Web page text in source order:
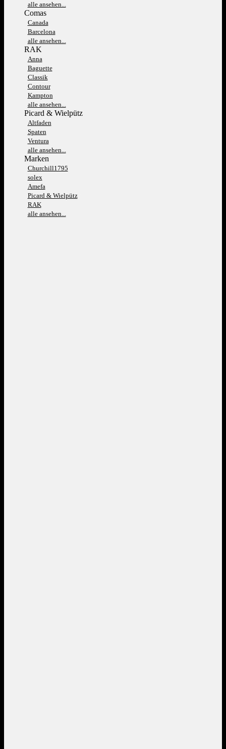
alle ansehen...
Comas
Canada
Barcelona
alle ansehen...
RAK
Anna
Baguette
Classik
Contour
Kampton
alle ansehen...
Picard & Wielpütz
Altfaden
Spaten
Ventura
alle ansehen...
Marken
Churchill1795
solex
Amefa
Picard & Wielpütz
RAK
alle ansehen...